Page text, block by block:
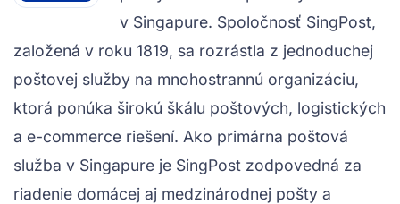
v Singapure. Spoločnosť SingPost,
založená v roku 1819, sa rozrástla z jednoduchej
poštovej služby na mnohostrannú organizáciu,
ktorá ponúka širokú škálu poštových, logistických
a e-commerce riešení. Ako primárna poštová
služba v Singapure je SingPost zodpovedná za
riadenie domácej aj medzinárodnej pošty a